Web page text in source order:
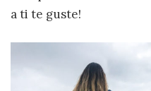
a ti te guste!